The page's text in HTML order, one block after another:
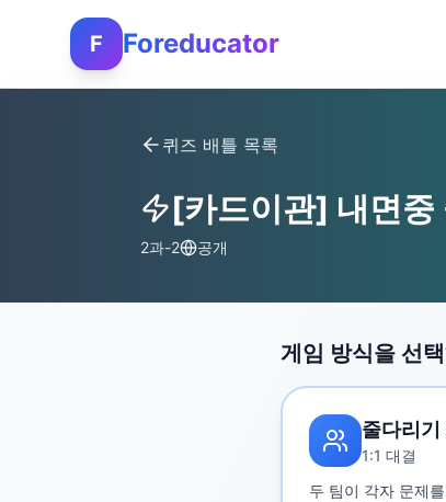
F Foreducator
퀴즈 배틀 목록
[카드이관] 내면중
2과-2 공개
게임 방식을 선
줄다리기
1:1 대결
두 팀이 각자 문제